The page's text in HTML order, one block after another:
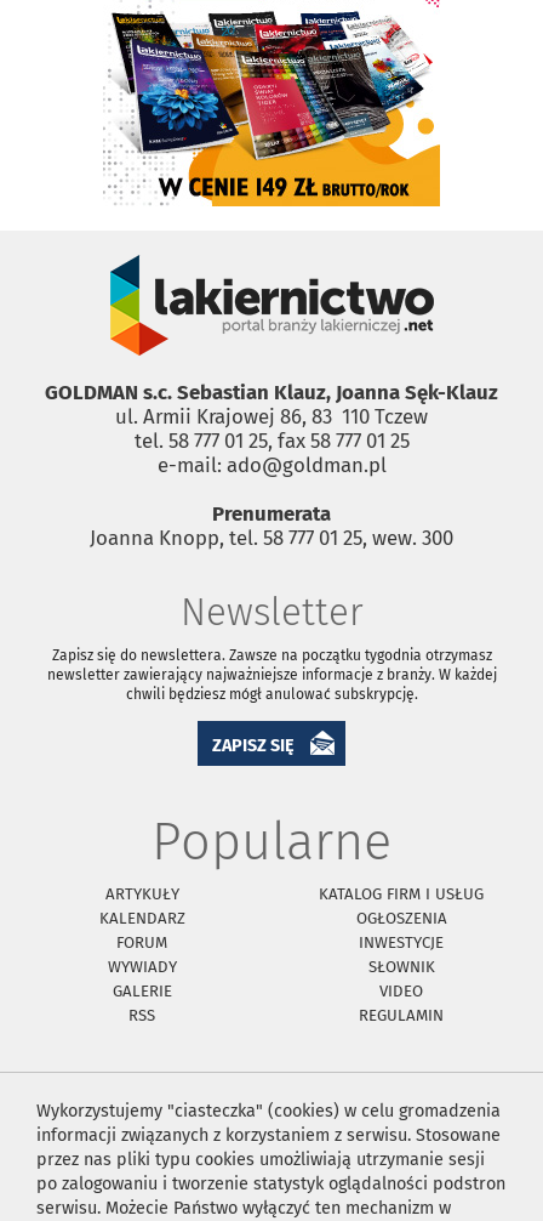
GOLDMAN s.c. Sebastian Klauz, Joanna Sęk-Klauz
ul. Armii Krajowej 86, 83 ­ 110 Tczew
tel. 58 777 01 25, fax 58 777 01 25
e-mail: ado@goldman.pl
Prenumerata
Joanna Knopp, tel. 58 777 01 25, wew. 300
Newsletter
Zapisz się do newslettera. Zawsze na początku tygodnia otrzymasz
newsletter zawierający najważniejsze informacje z branży. W każdej
chwili będziesz mógł anulować subskrypcję.
ZAPISZ SIĘ
Popularne
ARTYKUŁY
KATALOG FIRM I USŁUG
KALENDARZ
OGŁOSZENIA
FORUM
INWESTYCJE
WYWIADY
SŁOWNIK
GALERIE
VIDEO
RSS
REGULAMIN
Wykorzystujemy "ciasteczka" (cookies) w celu gromadzenia
informacji związanych z korzystaniem z serwisu. Stosowane
przez nas pliki typu cookies umożliwiają utrzymanie sesji
po zalogowaniu i tworzenie statystyk oglądalności podstron
serwisu. Możecie Państwo wyłączyć ten mechanizm w